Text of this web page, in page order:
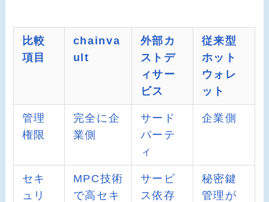
比較
項目
chainva
ult
外部カ
ストデ
ィサー
ビス
従来型
ホット
ウォレ
ット
管理
権限
完全に企
業側
サード
パーテ
ィ
企業側
セキ
ュリ
MPC技術
で高セキ
サービ
ス依存
秘密鍵
管理が